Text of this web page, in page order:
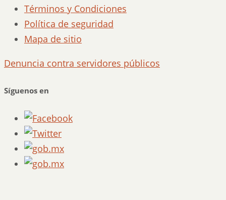
Términos y Condiciones
Política de seguridad
Mapa de sitio
Denuncia contra servidores públicos
Síguenos en